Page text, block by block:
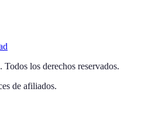
. Todos los derechos reservados.
de afiliados.